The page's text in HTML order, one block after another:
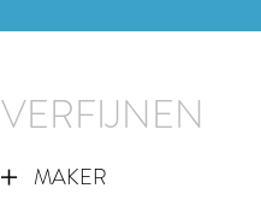
VERFIJNEN
MAKER